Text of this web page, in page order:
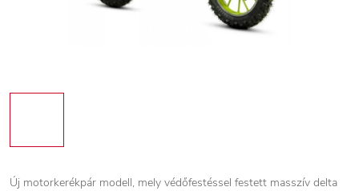
Új motorkerékpár modell, mely védőfestéssel festett masszív delta